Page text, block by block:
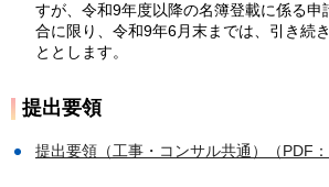
すが、令和9年度以降の名簿登載に係る申
合に限り、令和9年6月末までは、引き続
ととします。
提出要領
提出要領（工事・コンサル共通）（PDF：